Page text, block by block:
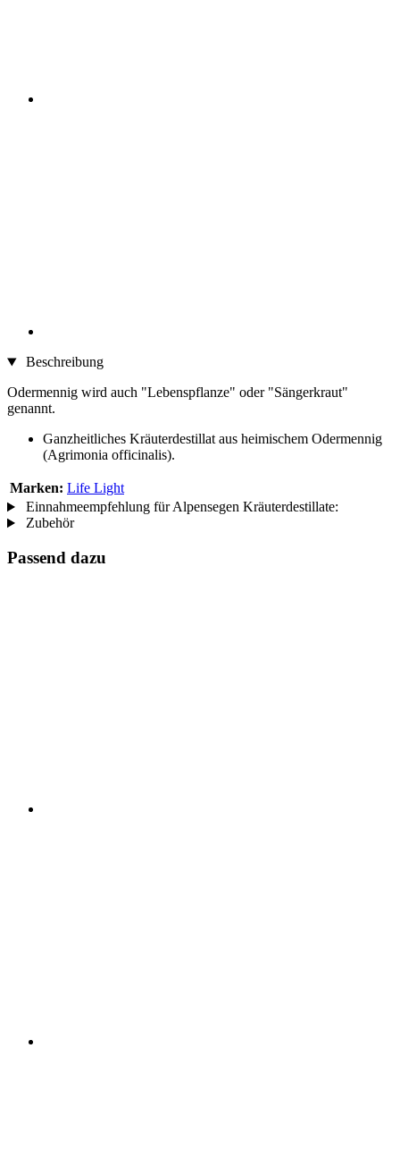
Beschreibung
Odermennig wird auch "Lebenspflanze" oder "Sängerkraut"
genannt.
Ganzheitliches Kräuterdestillat aus heimischem Odermennig
(Agrimonia officinalis).
Marken: Life Light
Einnahmeempfehlung für Alpensegen Kräuterdestillate:
Zubehör
Passend dazu